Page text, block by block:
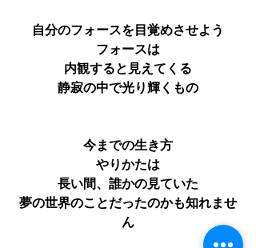
自分のフォースを目覚めさせよう
フォースは
内観すると見えてくる
静寂の中で光り輝くもの
今までの生き方
やりかたは
長い間、誰かの見ていた
夢の世界のことだったのかも知れませ
ん